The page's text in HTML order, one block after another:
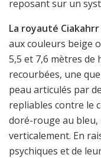
reposant sur un
La royauté Ciakahrr
aux couleurs beige
5,5 et 7,6 mètres de
recourbées, une
peau articulés par
repliables contre le
doré-rouge au bleu,
verticalement. En
psychiques et de